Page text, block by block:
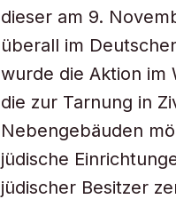
dieser am 9.
überall im
wurde die Aktion im
die zur Tarnung in
Nebengebäuden
jüdische
jüdischer Besitzer